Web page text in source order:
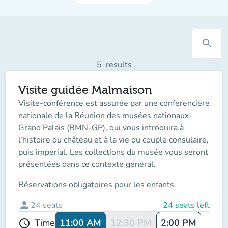
search
5 results
Visite guidée Malmaison
Visite-conférence est assurée par une conférencière
nationale de la Réunion des musées nationaux-
Grand Palais (RMN-GP), qui vous introduira à
l'histoire du château et à la vie du couple consulaire,
puis impérial. Les collections du musée vous seront
présentées dans ce contexte général.
Réservations obligatoires pour les enfants.
person 24 seats 24 seats left
schedule Time 11:00 AM 12:30 PM 2:00 PM